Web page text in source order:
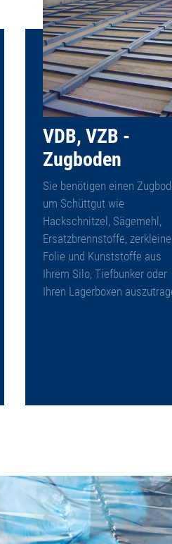
VDB, VZB -
Zugboden
Sie benötigen einen
um Schüttgut wie
Hackschnitzel, Sägemehl,
Ersatzbrennstoffe,
Folie und Kunststoffe aus
Ihrem Silo, Tiefbunker oder
Ihren Lagerboxen